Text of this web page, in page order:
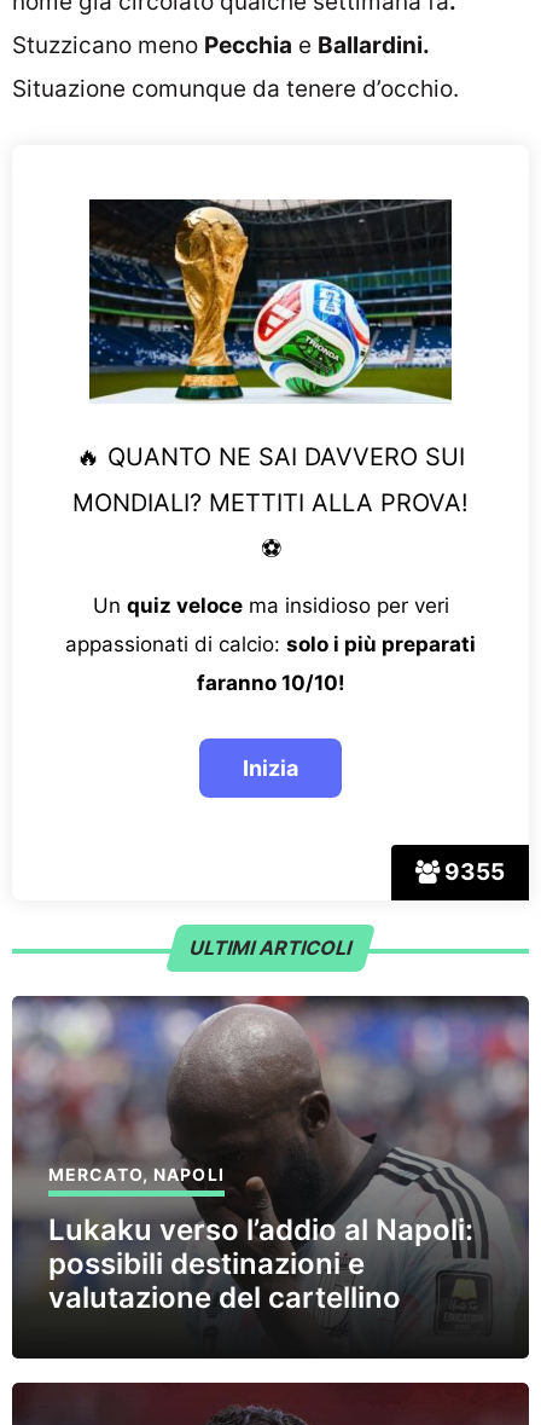
Stuzzicano meno Pecchia e Ballardini.
Situazione comunque da tenere d’occhio.
9355
🔥 QUANTO NE SAI DAVVERO SUI
MONDIALI? METTITI ALLA PROVA!
⚽
Un quiz velocema insidioso per veri
appassionati di calcio: solo i più preparati
faranno 10/10!
ULTIMI ARTICOLI
MERCATO,NAPOLI
Lukaku verso l’addio al Napoli:
possibili destinazioni e
valutazione del cartellino